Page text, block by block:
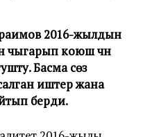
2016-жылдын
коюш үчүн
Басма сөз
иштер жана
берди.